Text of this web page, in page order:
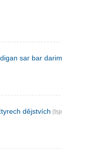
sar bar darim
dějstvích (tsjekkisk)